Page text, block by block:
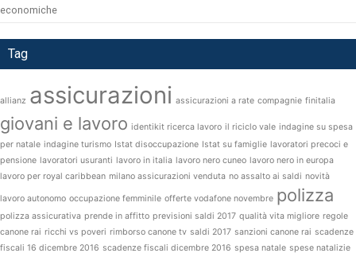
economiche
Tag
allianz assicurazioni assicurazioni a rate compagnie finitalia
giovani e lavoro identikit ricerca lavoro il riciclo vale indagine su spesa
per natale indagine turismo Istat disoccupazione Istat su famiglie lavoratori precoci e
pensione lavoratori usuranti lavoro in italia lavoro nero cuneo lavoro nero in europa
lavoro per royal caribbean milano assicurazioni venduta no assalto ai saldi novità
lavoro autonomo occupazione femminile offerte vodafone novembre polizza
polizza assicurativa prende in affitto previsioni saldi 2017 qualità vita migliore regole
canone rai ricchi vs poveri rimborso canone tv saldi 2017 sanzioni canone rai scadenze
fiscali 16 dicembre 2016 scadenze fiscali dicembre 2016 spesa natale spese natalizie